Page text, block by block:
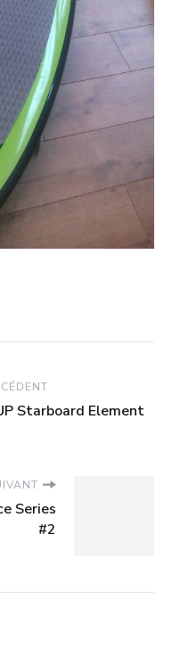
Starboard Element
Series
#2